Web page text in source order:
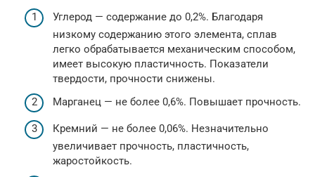
Углерод — содержание до 0,2%. Благодаря
низкому содержанию этого элемента, сплав
легко обрабатывается механическим способом,
имеет высокую пластичность. Показатели
твердости, прочности снижены.
Марганец — не более 0,6%. Повышает прочность.
Кремний — не более 0,06%. Незначительно
увеличивает прочность, пластичность,
жаростойкость.